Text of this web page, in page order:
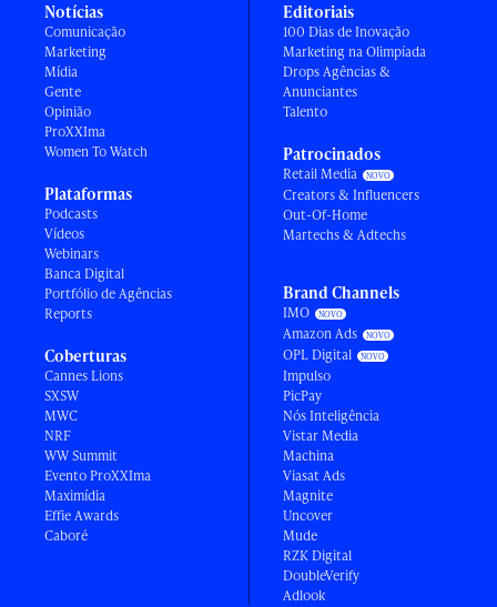
Notícias
Comunicação
Marketing
Mídia
Gente
Opinião
ProXXIma
Women To Watch
Plataformas
Podcasts
Vídeos
Webinars
Banca Digital
Portfólio de Agências
Reports
Coberturas
Cannes Lions
SXSW
MWC
NRF
WW Summit
Evento ProXXIma
Maximídia
Effie Awards
Caboré
Editoriais
100 Dias de Inovação
Marketing na Olimpíada
Drops Agências &
Anunciantes
Talento
Patrocinados
Retail Media
Creators & Influencers
Out-Of-Home
Martechs & Adtechs
Brand Channels
IMO
Amazon Ads
OPL Digital
Impulso
PicPay
Nós Inteligência
Vistar Media
Machina
Viasat Ads
Magnite
Uncover
Mude
RZK Digital
DoubleVerify
Adlook